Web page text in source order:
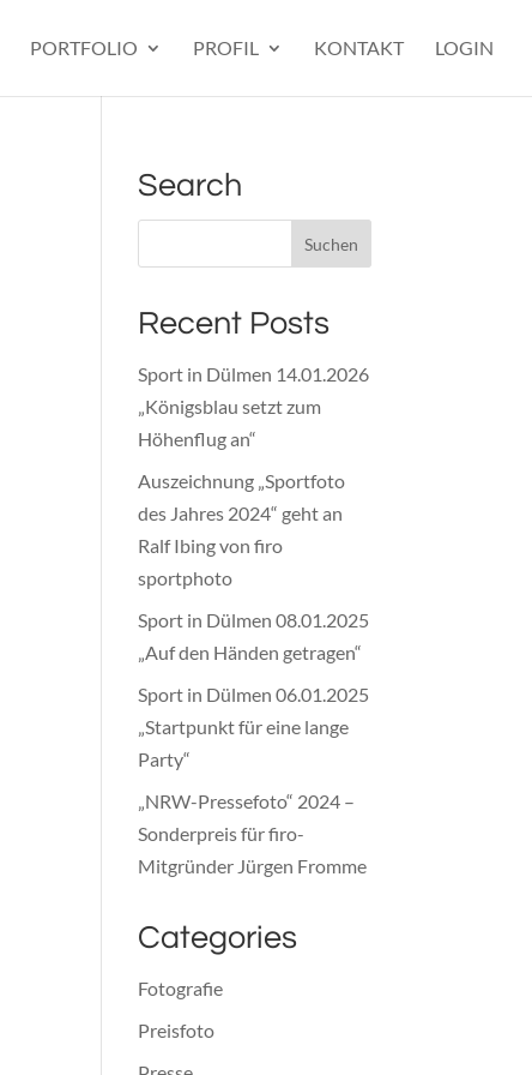
PORTFOLIO PROFIL KONTAKT LOGIN
Search
Recent Posts
Sport in Dülmen 14.01.2026
„Königsblau setzt zum
Höhenflug an“
Auszeichnung „Sportfoto
des Jahres 2024“ geht an
Ralf Ibing von firo
sportphoto
Sport in Dülmen 08.01.2025
„Auf den Händen getragen“
Sport in Dülmen 06.01.2025
„Startpunkt für eine lange
Party“
„NRW-Pressefoto“ 2024 –
Sonderpreis für firo-
Mitgründer Jürgen Fromme
Categories
Fotografie
Preisfoto